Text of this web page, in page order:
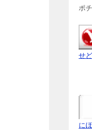
ポ
せ
に